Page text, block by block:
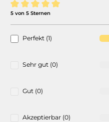
Durchschnittliche
5 von 5 Sternen
Perfekt (1)
Sehr gut (0)
Gut (0)
Akzeptierbar (0)